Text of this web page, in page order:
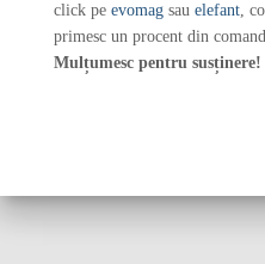
click pe evomag sau elefant,
primesc un procent din
Mulțumesc pentru susținere!